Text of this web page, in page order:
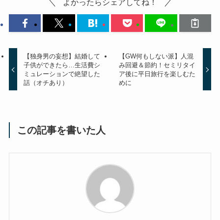
よかったらシェアしてね！
【独身男の妄想】結婚して
子供ができたら…生活費シ
ミュレーションで絶望した
話（オチあり）
【GW何もしない派】人混
み回避＆節約！セミリタイ
ア後に平日旅行を楽しむた
めに
この記事を書いた人